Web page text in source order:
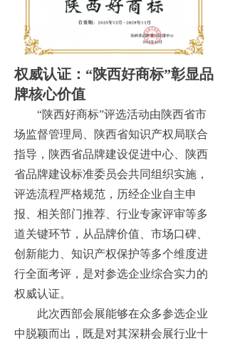
权威认证： “陕西好商标”彰显品
牌核心价值
“陕西好商标”评选活动由陕西省市
场监督管理局、陕西省知识产权局联合
指导，陕西省品牌建设促进中心、陕西
省品牌建设标准委员会共同组织实施，
评选流程严格规范，历经企业自主申
报、相关部门推荐、行业专家评审等多
道关键环节，从品牌价值、市场口碑、
创新能力、知识产权保护等多个维度进
行全面考评，是对参选企业综合实力的
权威认证。
此次西部会展能够在众多参选企业
中脱颖而出，既是对其深耕会展行业十